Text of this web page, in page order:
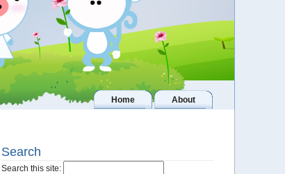
Home About
Search
Search this site: